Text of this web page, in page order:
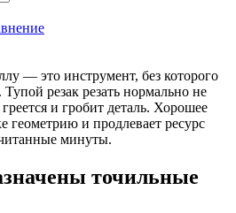
— это инструмент, без которого
Тупой резак резать нормально не
и гробит деталь. Хорошее
геометрию и продлевает ресурс
минуты.
точильные